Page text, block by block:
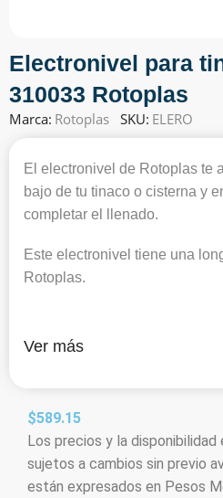
Electronivel para
310033 Rotoplas
Marca: Rotoplas SKU: ELERO
El electronivel de Rotoplas te
bajo de tu tinaco o cisterna y
completar el llenado.
Este electronivel tiene una
Rotoplas.
Ver más
$589.15
Los precios y la
sujetos a cambios sin previo
están expresados en Pesos